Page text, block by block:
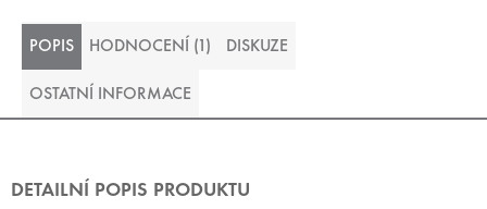
POPIS HODNOCENÍ (1) DISKUZE
OSTATNÍ INFORMACE
DETAILNÍ POPIS PRODUKTU